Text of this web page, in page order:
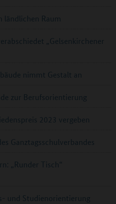
ländlichen Raum
„Gelsenkirchener
nimmt Gestalt an
zur Berufsorientierung
2023 vergeben
Ganztagsschulverbandes
„Runder Tisch“
und Studienorientierung